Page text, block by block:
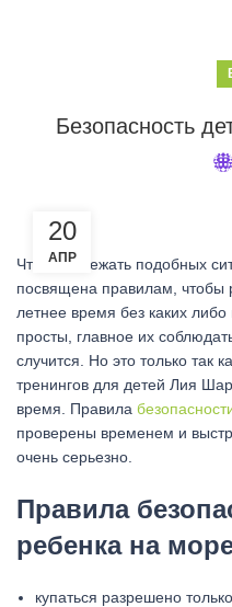
Безопасность
20
АПР
Чтобы избежать подобных
посвящена правилам, чтобы
летнее время без каких
просты, главное их
случится. Но это только так
тренингов для детей Лия
время. Правила
проверены временем и
очень серьезно.
Правила
ребенка на
купаться разрешено